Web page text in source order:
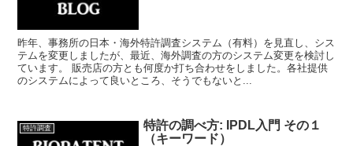
昨年、事務所の日本・海外特許調査システム（有料）を見直し、シス
テムを変更しましたが、最近、海外調査の方のシステム変更を検討し
ています。 販売店の方とも何度か打ち合わせをしました。各社提供
のシステムによって良いところ、そうでもないと...
特許調査
特許の調べ方: IPDL入門 その１
（キーワード）